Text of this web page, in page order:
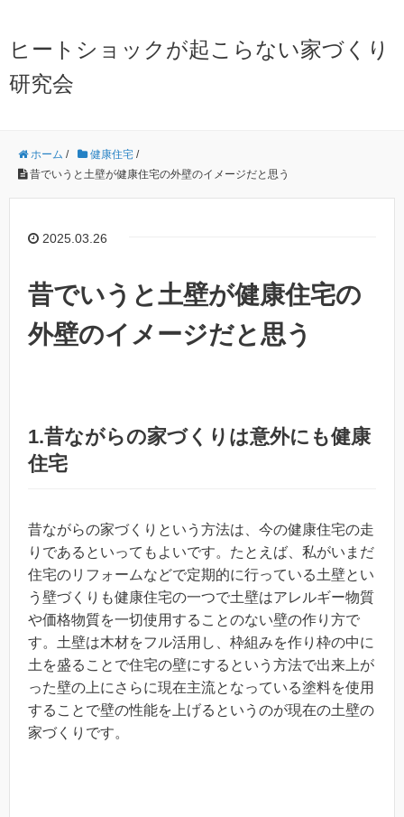
ヒートショックが起こらない家づくり
研究会
ホーム / 健康住宅 /
昔でいうと土壁が健康住宅の外壁のイメージだと思う
2025.03.26
昔でいうと土壁が健康住宅の
外壁のイメージだと思う
1.昔ながらの家づくりは意外にも健康
住宅
昔ながらの家づくりという方法は、今の健康住宅の走
りであるといってもよいです。たとえば、私がいまだ
住宅のリフォームなどで定期的に行っている土壁とい
う壁づくりも健康住宅の一つで土壁はアレルギー物質
や価格物質を一切使用することのない壁の作り方で
す。土壁は木材をフル活用し、枠組みを作り枠の中に
土を盛ることで住宅の壁にするという方法で出来上が
った壁の上にさらに現在主流となっている塗料を使用
することで壁の性能を上げるというのが現在の土壁の
家づくりです。